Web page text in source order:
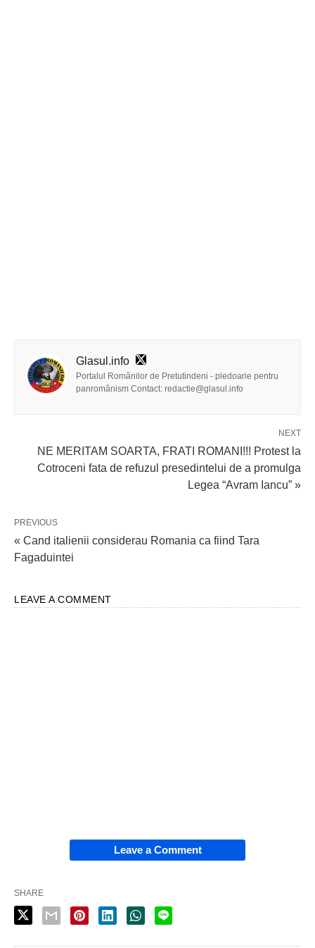
Glasul.info
Portalul Românilor de Pretutindeni - pledoarie pentru
panromânism Contact: redactie@glasul.info
NEXT
NE MERITAM SOARTA, FRATI ROMANI!!! Protest la
Cotroceni fata de refuzul presedintelui de a promulga
Legea “Avram Iancu” »
PREVIOUS
« Cand italienii considerau Romania ca fiind Tara
Fagaduintei
LEAVE A COMMENT
Leave a Comment
SHARE